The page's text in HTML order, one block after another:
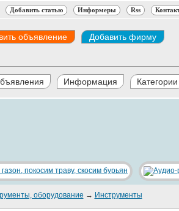
Добавить статью Информеры Rss
объявление Добавить фирму
Информация Категории
оборудование → Инструменты